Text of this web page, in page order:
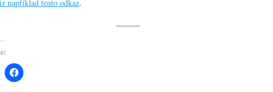
například tento odkaz.
———